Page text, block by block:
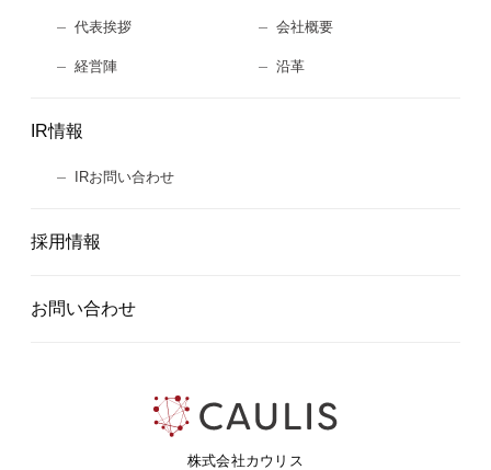
株式会社カウリス
代表挨拶 会社概要
経営陣 沿革
IR情報
IRお問い合わせ
採用情報
お問い合わせ